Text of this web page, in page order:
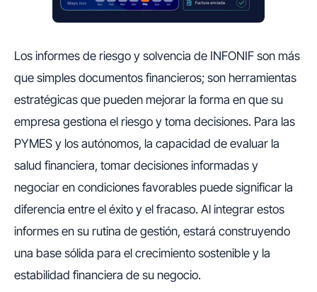
Los informes de riesgo y solvencia de INFONIF son más
que simples documentos financieros; son herramientas
estratégicas que pueden mejorar la forma en que su
empresa gestiona el riesgo y toma decisiones. Para las
PYMES y los autónomos, la capacidad de evaluar la
salud financiera, tomar decisiones informadas y
negociar en condiciones favorables puede significar la
diferencia entre el éxito y el fracaso. Al integrar estos
informes en su rutina de gestión, estará construyendo
una base sólida para el crecimiento sostenible y la
estabilidad financiera de su negocio.